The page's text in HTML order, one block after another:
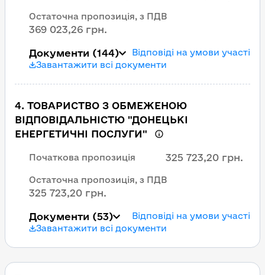
Остаточна пропозиція, з ПДВ
369 023,26 грн.
Документи (144)
Відповіді на умови участі
Завантажити всі документи
4. ТОВАРИСТВО З ОБМЕЖЕНОЮ
ВІДПОВІДАЛЬНІСТЮ "ДОНЕЦЬКІ
ЕНЕРГЕТИЧНІ ПОСЛУГИ"
Початкова пропозиція 325 723,20 грн.
Остаточна пропозиція, з ПДВ
325 723,20 грн.
Документи (53)
Відповіді на умови участі
Завантажити всі документи